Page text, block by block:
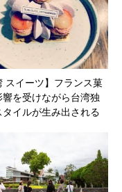
スイーツ】フランス菓
響を受けながら台湾独
タイルが生み出される